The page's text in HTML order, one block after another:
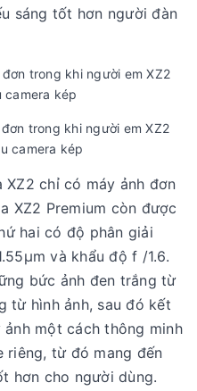
sáng tốt hơn người đàn
trong khi người em XZ2
camera kép
XZ2 chỉ có máy ảnh đơn
XZ2 Premium còn được
hai có độ phân giải
và khẩu độ f /1.6.
bức ảnh đen trắng từ
từ hình ảnh, sau đó kết
một cách thông minh
riêng, từ đó mang đến
hơn cho người dùng.